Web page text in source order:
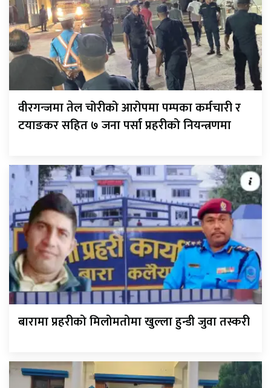
वीरगन्जमा तेल चोरीको आरोपमा पम्पका कर्मचारी र
टयाङकर सहित ७ जना पर्सा प्रहरीको नियन्त्रणमा
बारामा प्रहरीको मिलोमतोमा खुल्ला हुन्डी जुवा तस्करी